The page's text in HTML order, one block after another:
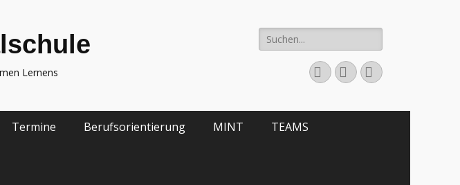
Lernens
Suche
nach:
E-
Mail
YouTubeTelefon
Termine Berufsorientierung MINT TEAMS